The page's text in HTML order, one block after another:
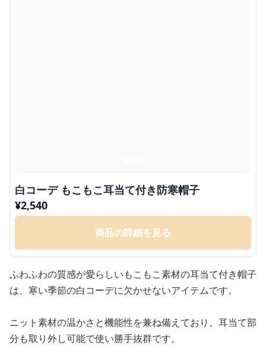
白コーデ もこもこ耳当て付き防寒帽子
¥2,540
商品の詳細を見る
ふわふわの質感が愛らしいもこもこ素材の耳当て付き帽子
は、寒い季節の白コーデに欠かせないアイテムです。
ニット素材の温かさと機能性を兼ね備えており、耳当て部
分も取り外し可能で使い勝手抜群です。